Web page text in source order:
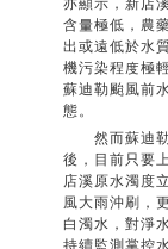
亦顯示，新店
含量極低，農
出或遠低於水
機污染程度極
蘇迪勒颱風前
態。
然而蘇迪勒
後，目前只要
店溪原水濁度
風大雨沖刷，
白濁水，對淨
持續監測掌控